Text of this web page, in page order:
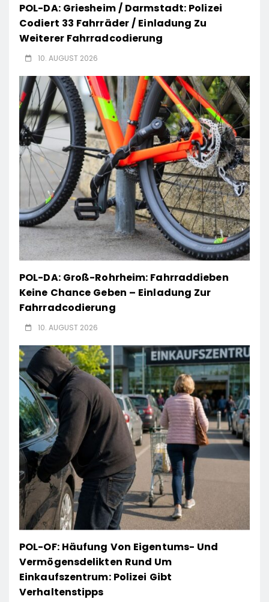
POL-DA: Griesheim / Darmstadt: Polizei
Codiert 33 Fahrräder / Einladung Zu
Weiterer Fahrradcodierung
10. AUGUST 2026
POL-DA: Groß-Rohrheim: Fahrraddieben
Keine Chance Geben – Einladung Zur
Fahrradcodierung
10. AUGUST 2026
POL-OF: Häufung Von Eigentums- Und
Vermögensdelikten Rund Um
Einkaufszentrum: Polizei Gibt
Verhaltenstipps